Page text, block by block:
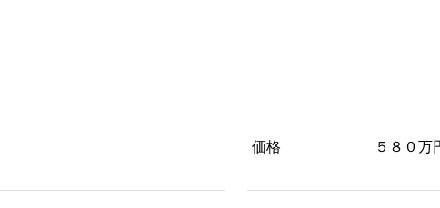
価格 ５８０万